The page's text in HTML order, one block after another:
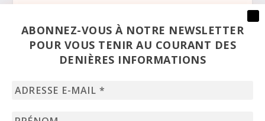
ABONNEZ-VOUS À NOTRE NEWSLETTER
POUR VOUS TENIR AU COURANT DES
DENIÈRES INFORMATIONS
Adresse
Prénom
Regards